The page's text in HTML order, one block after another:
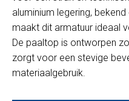
aluminium legering,
maakt dit armatuur ideaal
De paaltop is ontworpen
zorgt voor een stevige
materiaalgebruik.